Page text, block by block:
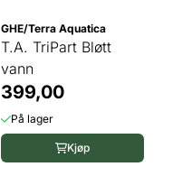
GHE/Terra Aquatica
T.A. TriPart Bløtt
vann
399,00
På lager
Kjøp